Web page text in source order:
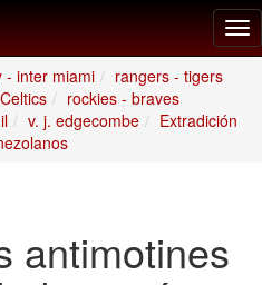
- inter miami
rangers - tigers
rockies - braves
v. j. edgecombe
Extradición
antimotines